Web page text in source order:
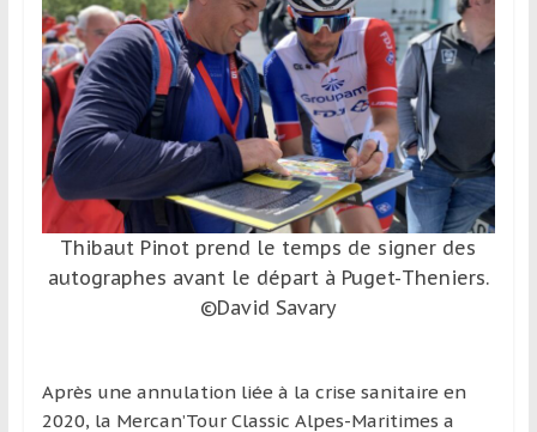
Thibaut Pinot prend le temps de signer des
autographes avant le départ à Puget-Theniers.
©David Savary
Après une annulation liée à la crise sanitaire en
2020, la Mercan’Tour Classic Alpes-Maritimes a